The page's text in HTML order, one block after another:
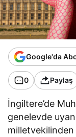
Google'da
0 Paylaş
İngiltere’de
genelevde